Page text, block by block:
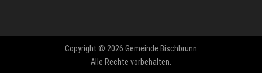
Copyright © 2026 Gemeinde Bischbrunn
Alle Rechte vorbehalten.